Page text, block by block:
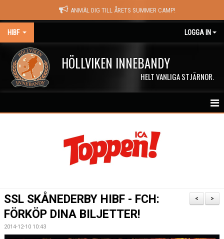
ANMÄL DIG TILL ÅRETS SUMMER CAMP!
HIBF LOGGA IN
HÖLLVIKEN INNEBANDY
HELT VANLIGA STJÄRNOR.
KALENDER
MEDLEMSKAP
>
<
SSL SKÅNEDERBY HIBF - FCH:
FÖRKÖP DINA BILJETTER!
2014-12-10 10:43